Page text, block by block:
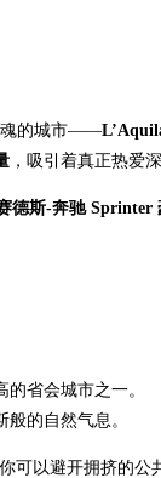
魂的城市——
，吸引着真正热爱
德斯-奔驰
的省会城市之一。
的自然气息。
你可以避开拥挤的